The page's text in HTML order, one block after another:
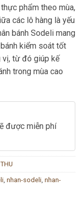
phẩm theo mùa,
các lô hàng là yếu
bánh Sodeli mang
kiểm soát tốt
vị, từ đó giúp kế
trong mùa cao
được miễn phí
nhan-sodeli nhan-